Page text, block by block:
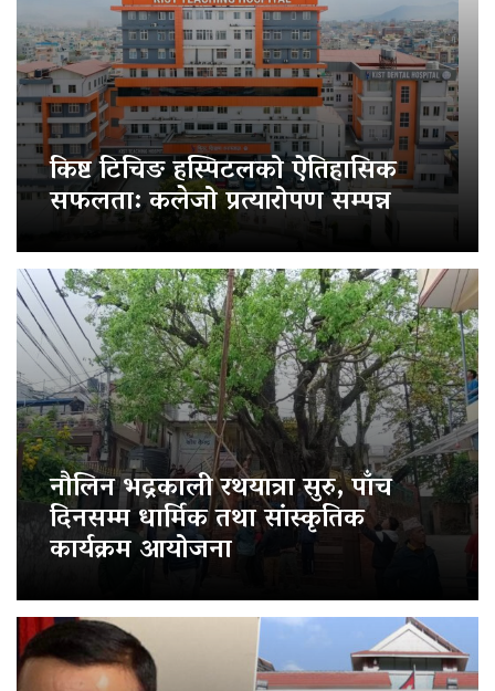
किष्ट टिचिङ हस्पिटलको ऐतिहासिक
सफलता: कलेजो प्रत्यारोपण सम्पन्न
नौलिन भद्रकाली रथयात्रा सुरु, पाँच
दिनसम्म धार्मिक तथा सांस्कृतिक
कार्यक्रम आयोजना